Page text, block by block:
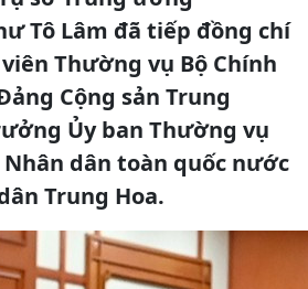
Tô Lâm đã tiếp đồng chí
Thường vụ Bộ Chính
Cộng sản Trung
Ủy ban Thường vụ
dân toàn quốc nước
Trung Hoa.